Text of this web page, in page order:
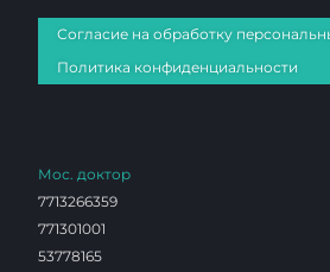
Согласие на обработку
Политика конфиденциальности
Мос. доктор
7713266359
771301001
53778165